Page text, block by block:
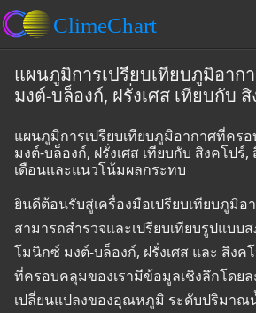
แผนภูมิการเปรียบเทียบภูมิอาก
มงต์-บล็องก์, ฝรั่งเศส เทียบกับ
แผนภูมิการเปรียบเทียบภูมิอากาศที่คร
มงต์-บล็องก์, ฝรั่งเศส เทียบกับ สิงคโปร์,
เดือนและแนวโน้มผลกระทบ
ยินดีต้อนรับสู่เครื่องมือเปรียบเทียบภูมิ
สามารถสำรวจและเปรียบเทียบรูปแบบ
โมนิกซ์ มงต์-บล็องก์, ฝรั่งเศส และ สิงค
ที่ครอบคลุมของเรามีข้อมูลเชิงลึกโดยล
เปลี่ยนแปลงของอุณหภูมิ ระดับปริมาณ